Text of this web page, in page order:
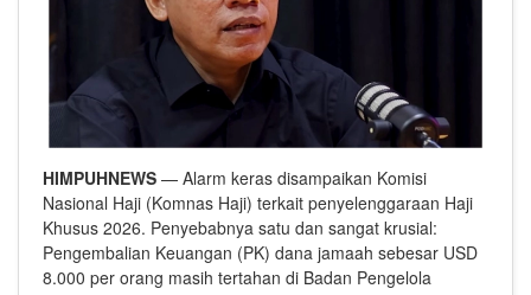
HIMPUHNEWS — Alarm keras disampaikan Komisi
Nasional Haji (Komnas Haji) terkait penyelenggaraan Haji
Khusus 2026. Penyebabnya satu dan sangat krusial:
Pengembalian Keuangan (PK) dana jamaah sebesar USD
8.000 per orang masih tertahan di Badan Pengelola